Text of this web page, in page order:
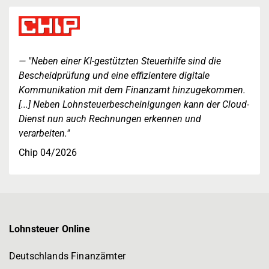
"Neben einer KI-gestützten Steuerhilfe sind die
Bescheidprüfung und eine effizientere digitale
Kommunikation mit dem Finanzamt hinzugekommen.
[...] Neben Lohnsteuerbescheinigungen kann der Cloud-
Dienst nun auch Rechnungen erkennen und
verarbeiten."
Chip 04/2026
Lohnsteuer Online
Deutschlands Finanzämter